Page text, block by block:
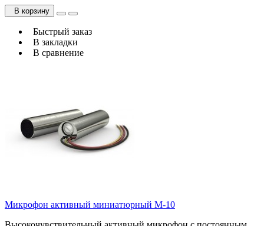
В корзину
Быстрый заказ
В закладки
В сравнение
Микрофон активный миниатюрный M-10